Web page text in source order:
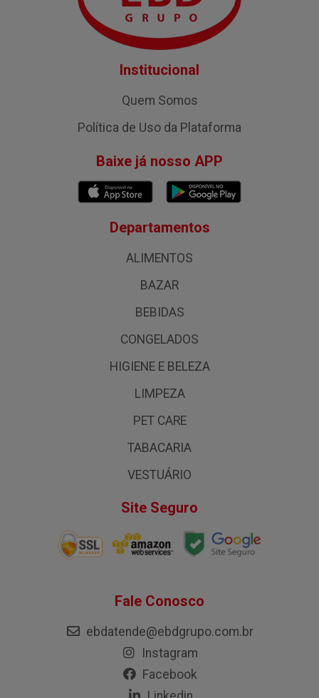
Institucional
Quem Somos
Política de Uso da Plataforma
Baixe já nosso APP
Departamentos
ALIMENTOS
BAZAR
BEBIDAS
CONGELADOS
HIGIENE E BELEZA
LIMPEZA
PET CARE
TABACARIA
VESTUÁRIO
Site Seguro
Fale Conosco
ebdatende@ebdgrupo.com.br
Instagram
Facebook